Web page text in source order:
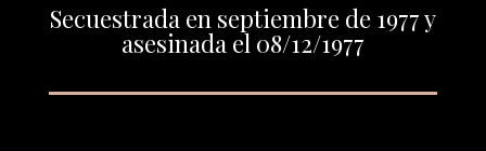
Secuestrada en septiembre de 1977 y
asesinada el 08/12/1977